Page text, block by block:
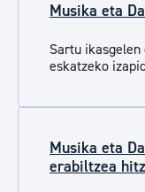
Musika eta
Sartu
eskatzeko
Musika eta
erabiltzea